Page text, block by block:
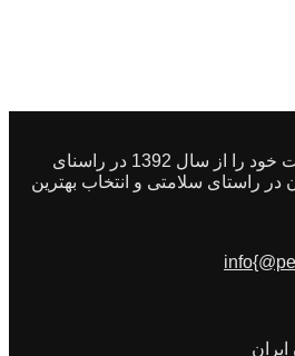
سایت پزشکان ایرانی فعالیت خود را از سال 1392 در راسنای
راستای سلامتی و انتخاب بهترین